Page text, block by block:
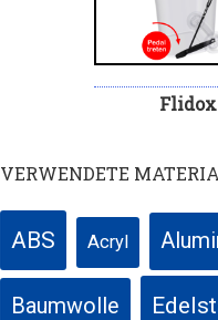
Flidox
VERWENDETE
ABS Acryl
Baumwolle